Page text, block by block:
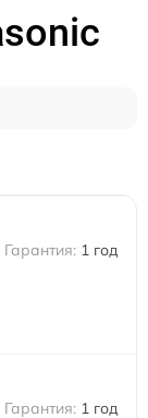
1 год
1 год